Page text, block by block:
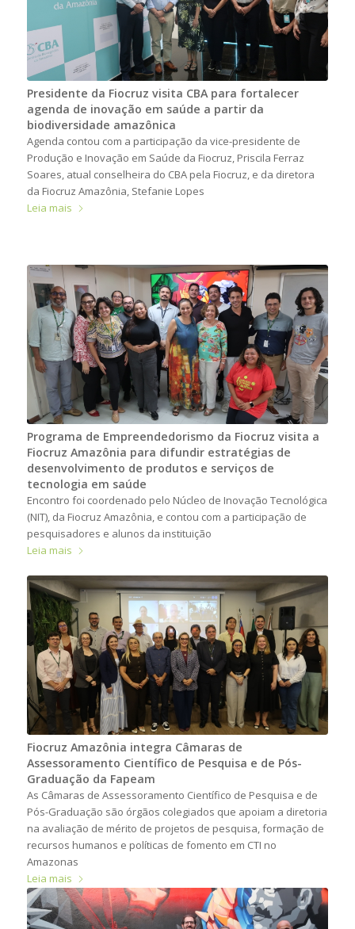
Presidente da Fiocruz visita CBA para fortalecer
agenda de inovação em saúde a partir da
biodiversidade amazônica
Agenda contou com a participação da vice-presidente de
Produção e Inovação em Saúde da Fiocruz, Priscila Ferraz
Soares, atual conselheira do CBA pela Fiocruz, e da diretora
da Fiocruz Amazônia, Stefanie Lopes
Leia mais
Programa de Empreendedorismo da Fiocruz visita a
Fiocruz Amazônia para difundir estratégias de
desenvolvimento de produtos e serviços de
tecnologia em saúde
Encontro foi coordenado pelo Núcleo de Inovação Tecnológica
(NIT), da Fiocruz Amazônia, e contou com a participação de
pesquisadores e alunos da instituição
Leia mais
Fiocruz Amazônia integra Câmaras de
Assessoramento Científico de Pesquisa e de Pós-
Graduação da Fapeam
As Câmaras de Assessoramento Científico de Pesquisa e de
Pós-Graduação são órgãos colegiados que apoiam a diretoria
na avaliação de mérito de projetos de pesquisa, formação de
recursos humanos e políticas de fomento em CTI no
Amazonas
Leia mais